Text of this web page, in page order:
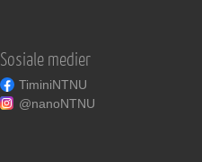
Sosiale medier
TiminiNTNU
@nanoNTNU